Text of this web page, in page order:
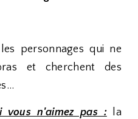
les personnages qui ne
et cherchent des
vous n'aimez pas :la